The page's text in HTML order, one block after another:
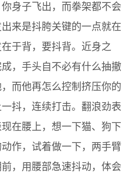
身子飞出，而拳架都不会
来是抖胯关键的一点就在
于背，要抖背。近身之
，手头自不必有什么抽撤
而他再怎么控制挤压你的
抖，连续打击。翻浪劲表
在腰上，想一下猫、狗下
作，试着做一下，两手臂
，用腰部急速抖动，体会